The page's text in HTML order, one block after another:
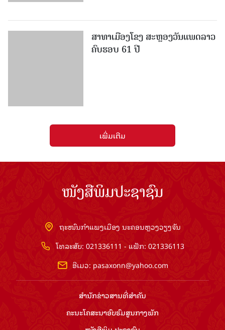
ຄົບຮອບ 61 ປີ
ໜັງສືພິມປະຊາຊົນ
ຖະໜົນກຳແພງເມືອງ ນະຄອນຫຼວງວຽງຈັນ
ສຳ​ນັກ​ຂ່າວ​ສານ​ທີ່​ສຳ​ຄັນ​
ໜັງສືພິມ ປະ​ຊາ​ຊົນ
ສຳ​ນັກ​ງານ​ທີ່​ສຳ​ຄັນ